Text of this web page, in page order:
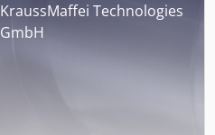
KraussMaffei Technologies
GmbH